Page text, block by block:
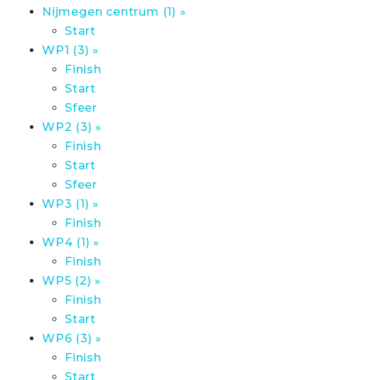
Nijmegen centrum (1) »
Start
WP1 (3) »
Finish
Start
Sfeer
WP2 (3) »
Finish
Start
Sfeer
WP3 (1) »
Finish
WP4 (1) »
Finish
WP5 (2) »
Finish
Start
WP6 (3) »
Finish
Start